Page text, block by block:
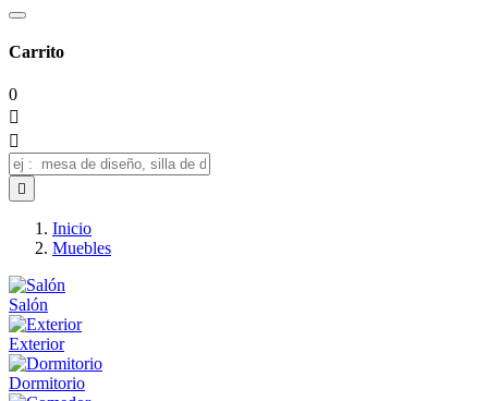
Carrito
0



Inicio
Muebles
Salón
Exterior
Dormitorio